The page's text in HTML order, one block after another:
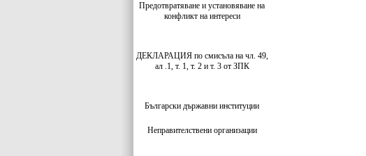
Предотвратяване и установяване на
конфликт на интереси
ДЕКЛАРАЦИЯ по смисъла на чл. 49,
ал .1, т. 1, т. 2 и т. 3 от ЗПК
Български държавни институции
Неправителствени организации